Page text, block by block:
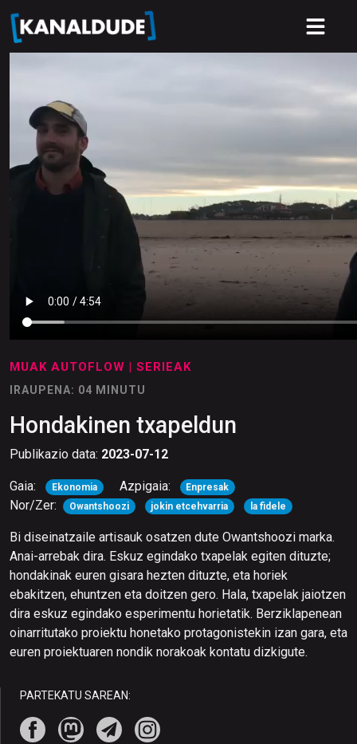
MUAK AUTOFLOW | SERIEAK
IRAUPENA: 04 MINUTU
Hondakinen txapeldun
Publikazio data: 2023-07-12
Gaia: Ekonomia Azpigaia: Enpresak
Nor/Zer: Owantshoozi jokin etcehvarria la fidele
Bi diseinatzaile artisauk osatzen dute Owantshoozi marka.
Anai-arrebak dira. Eskuz egindako txapelak egiten dituzte;
hondakinak euren gisara hezten dituzte, eta horiek
ebakitzen, ehuntzen eta doitzen gero. Hala, txapelak jaiotzen
dira eskuz egindako esperimentu horietatik. Berziklapenean
oinarritutako proiektu honetako protagonistekin izan gara, eta
euren proiektuaren nondik norakoak kontatu dizkigute.
PARTEKATU SAREAN: